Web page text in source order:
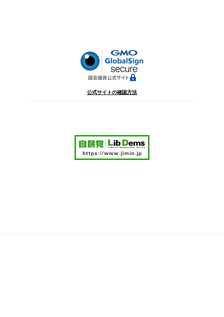
公式サイトの確認方法